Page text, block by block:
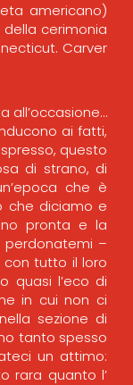
americano)
cerimonia
Carver
all’occasione…
ai fatti,
questo
di strano, di
che è
che diciamo e
pronta e la
perdonatemi –
con tutto il loro
quasi l’eco di
in cui non ci
sezione di
tanto spesso
un attimo:
rara quanto l’